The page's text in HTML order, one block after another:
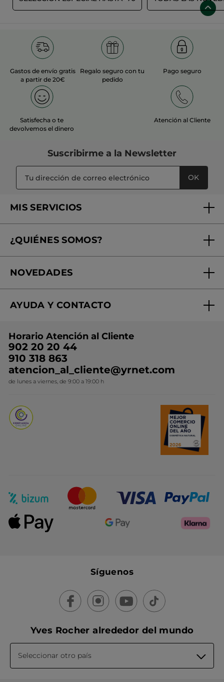
Gastos de envío gratis
a partir de 20€
Regalo seguro con tu
pedido
Pago seguro
Satisfecha o te
devolvemos el dinero
Atención al Cliente
Suscribirme a la Newsletter
OK
MIS SERVICIOS
Tratamientos de Belleza
Mi club Yves Rocher
¿QUIÉNES SOMOS?
¿Quiénes somos?
Nuestros compromisos
Conviértete en Franquiciada
NOVEDADES
Rebajas
Ideas de Regalo
Colección Monoi
Novedades del mes
AYUDA Y CONTACTO
Contacto
Horario Atención al Cliente
902 20 20 44
910 318 863
atencion_al_cliente@yrnet.com
de lunes a viernes, de 9:00 a 19:00 h
Síguenos
Yves Rocher alrededor del mundo
Seleccionar otro país